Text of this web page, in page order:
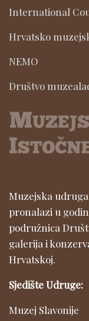
International
Hrvatsko
NEMO
Društvo
Muzejska
pronalazi u
podružnica
galerija i
Hrvatskoj.
Sjedište Udruge:
Muzej Slavonije